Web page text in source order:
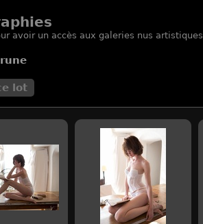
avoir un accès aux galeries nus artistiques
lot